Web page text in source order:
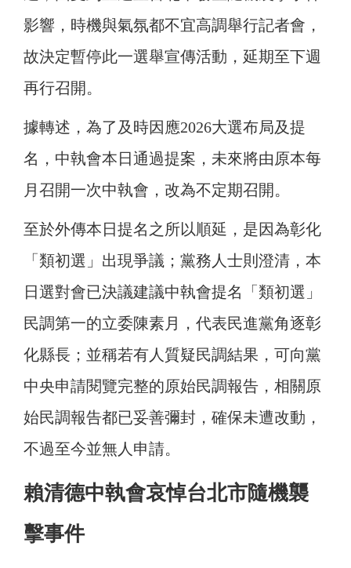
影響，時機與氣氛都不宜高調舉行記者會，
故決定暫停此一選舉宣傳活動，延期至下週
再行召開。
據轉述，為了及時因應2026大選布局及提
名，中執會本日通過提案，未來將由原本每
月召開一次中執會，改為不定期召開。
至於外傳本日提名之所以順延，是因為彰化
「類初選」出現爭議；黨務人士則澄清，本
日選對會已決議建議中執會提名「類初選」
民調第一的立委陳素月，代表民進黨角逐彰
化縣長；並稱若有人質疑民調結果，可向黨
中央申請閱覽完整的原始民調報告，相關原
始民調報告都已妥善彌封，確保未遭改動，
不過至今並無人申請。
賴清德中執會哀悼台北市隨機襲
擊事件